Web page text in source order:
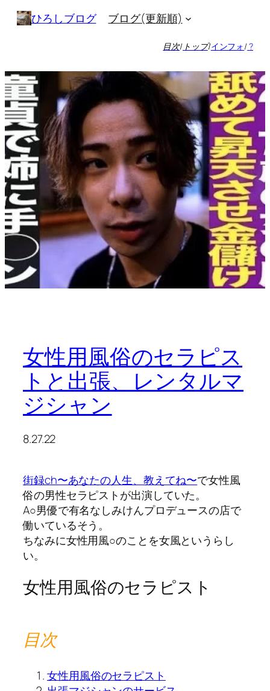
キ
ッ
プ
ひろしブログ ブログ(更新順)
目次/ トップ/インフォ/?
女性用風俗のセラピス
トと出張、レンタルマ
ジシャン
8.27.22
街録ch〜あなたの人生、教えてね〜で女性風
俗の男性セラピストが出演していた。
A○男優で有名なしみけんプロデュースの店で
働いているそう。
ちなみに女性用風○のことを女風というらし
い。
女性用風俗のセラピスト
目次
女性用風俗のセラピスト